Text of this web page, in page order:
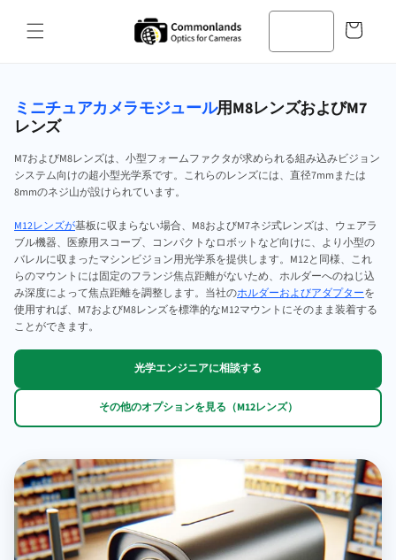
ツへスキ
ップ
ー
ミニチュアカメラモジュール用M8レンズおよびM7
レンズ
M7およびM8レンズは、小型フォームファクタが求められる組み込みビジョン
システム向けの超小型光学系です。これらのレンズには、直径7mmまたは
8mmのネジ山が設けられています。
M12レンズが基板に収まらない場合、M8およびM7ネジ式レンズは、ウェアラ
ブル機器、医療用スコープ、コンパクトなロボットなど向けに、より小型の
バレルに収まったマシンビジョン用光学系を提供します。M12と同様、これ
らのマウントには固定のフランジ焦点距離がないため、ホルダーへのねじ込
み深度によって焦点距離を調整します。当社のホルダーおよびアダプターを
使用すれば、M7およびM8レンズを標準的なM12マウントにそのまま装着する
ことができます。
光学エンジニアに相談する
その他のオプションを見る（M12レンズ）